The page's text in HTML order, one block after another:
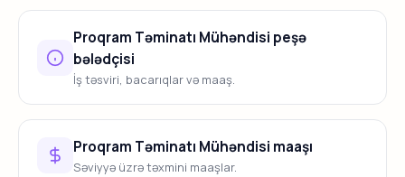
Proqram Təminatı Mühəndisi peşə
bələdçisi
İş təsviri, bacarıqlar və maaş.
Proqram Təminatı Mühəndisi maaşı
Səviyyə üzrə təxmini maaşlar.